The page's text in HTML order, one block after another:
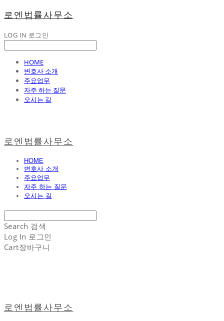
로엔법률사무소
LOG IN 로그인
HOME
변호사 소개
주요업무
자주 하는 질문
오시는 길
로엔법률사무소
HOME
변호사 소개
주요업무
자주 하는 질문
오시는 길
Search 검색
Log In 로그인
Cart장바구니
로엔법률사무소